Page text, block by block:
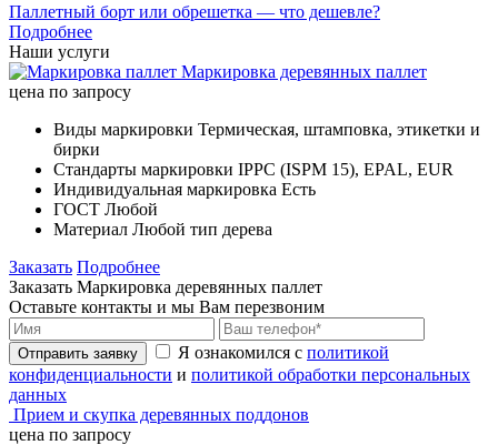
Паллетный борт или обрешетка — что дешевле?
Подробнее
Наши услуги
Маркировка деревянных паллет
цена по запросу
Виды маркировки Термическая, штамповка, этикетки и
бирки
Стандарты маркировки IPPC (ISPM 15), EPAL, EUR
Индивидуальная маркировка Есть
ГОСТ Любой
Материал Любой тип дерева
Заказать Подробнее
Заказать Маркировка деревянных паллет
Оставьте контакты и мы Вам перезвоним
Отправить заявку Я ознакомился с политикой
конфиденциальности и политикой обработки персональных
данных
Прием и скупка деревянных поддонов
цена по запросу